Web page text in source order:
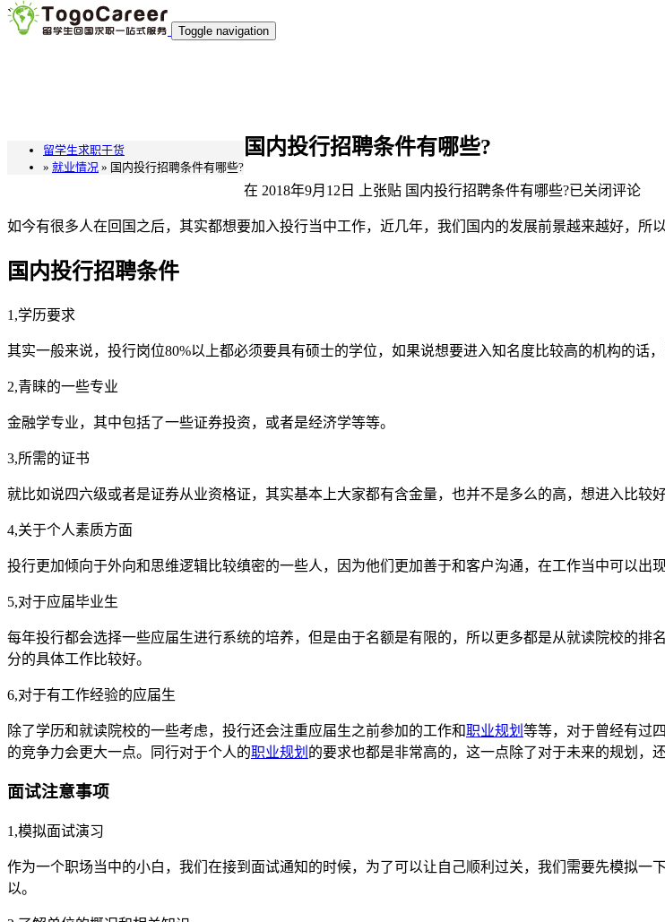
`
Toggle navigation
留学生求职干货
» 就业情况 » 国内投行招聘条件有哪些?
国内投行招聘条件有哪些?
在 2018年9月12日 上张贴 国内投行招聘条件有哪些?已关闭评论
如今有很多人在回国之后，其实都想要加入投行当中工作，近几年，我们国内的发展前景越来越好，所
国内投行招聘条件
1,学历要求
其实一般来说，投行岗位80%以上都必须要具有硕士的学位，如果说想要进入知名度比较高的机构的话
2,青睐的一些专业
金融学专业，其中包括了一些证券投资，或者是经济学等等。
3,所需的证书
就比如说四六级或者是证券从业资格证，其实基本上大家都有含金量，也并不是多么的高，想进入比较
4,关于个人素质方面
投行更加倾向于外向和思维逻辑比较缜密的一些人，因为他们更加善于和客户沟通，在工作当中可以出
5,对于应届毕业生
每年投行都会选择一些应届生进行系统的培养，但是由于名额是有限的，所以更多都是从就读院校的
分的具体工作比较好。
6,对于有工作经验的应届生
除了学历和就读院校的一些考虑，投行还会注重应届生之前参加的工作和职业规划 等等，对于曾经有过
的竞争力会更大一点。同行对于个人的职业规划 的要求也都是非常高的，这一点除了对于未来的规划，
面试注意事项
1,模拟面试演习
作为一个职场当中的小白，我们在接到面试通知的时候，为了可以让自己顺利过关，我们需要先模拟
以。